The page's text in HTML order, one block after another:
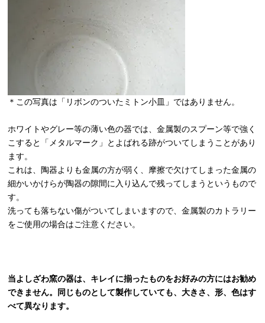
＊この写真は「リボンのついたミトン小皿」ではありません。
ホワイトやグレー等の薄い色の器では、金属製のスプーン等で強く
こすると「メタルマーク」とよばれる跡がついてしまうことがあり
ます。
これは、陶器よりも金属の方が弱く、摩擦で欠けてしまった金属の
細かいかけらが陶器の隙間に入り込んで残ってしまうというもので
す。
洗っても落ちない傷がついてしまいますので、金属製のカトラリー
をご使用の場合はご注意ください。
当よしざわ窯の器は、キレイに揃ったものをお好みの方にはお勧め
できません。同じものとして製作していても、大きさ、形、色はす
べて異なります。